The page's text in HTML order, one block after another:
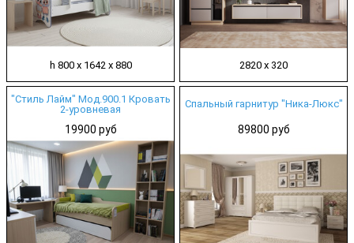
h 800 х 1642 х 880 2820 х 320
"Стиль Лайм" Мод.900.1 Кровать
2-уровневая
19900 руб
Спальный гарнитур "Ника-Люкс"
89800 руб